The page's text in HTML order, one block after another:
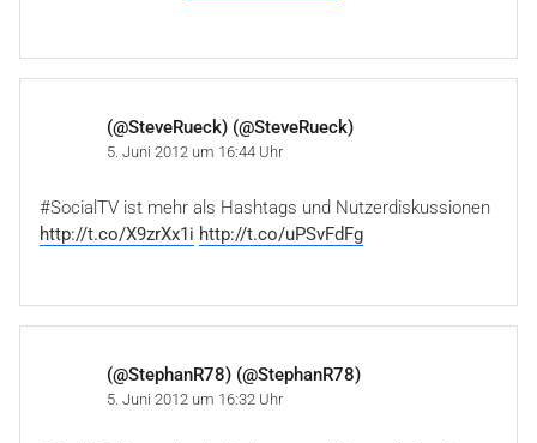
(@SteveRueck) (@SteveRueck)
5. Juni 2012 um 16:44 Uhr
#SocialTV ist mehr als Hashtags und Nutzerdiskussionen
http://t.co/X9zrXx1i http://t.co/uPSvFdFg
(@StephanR78) (@StephanR78)
5. Juni 2012 um 16:32 Uhr